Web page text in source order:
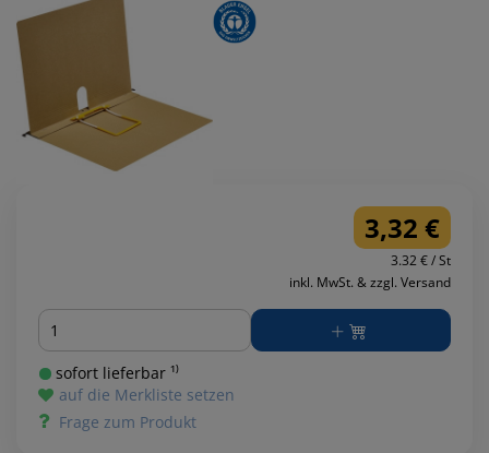
3,32 €
3.32 € / St
inkl. MwSt. & zzgl. Versand
Menge
sofort lieferbar ¹⁾
auf die Merkliste setzen
Frage zum Produkt